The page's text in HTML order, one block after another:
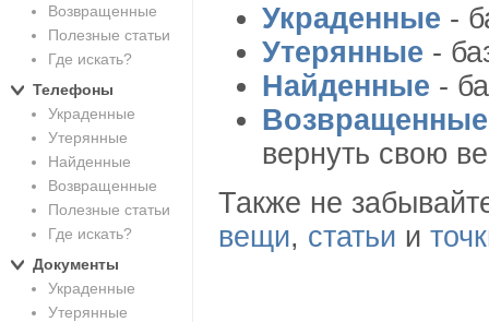
Украденные -
Утерянные -
Найденные -
Возвращенные
вернуть свою
Также не
вещи, статьи и
Возвращенные
Полезные статьи
Где искать?
Телефоны
Украденные
Утерянные
Найденные
Возвращенные
Полезные статьи
Где искать?
Документы
Украденные
Утерянные